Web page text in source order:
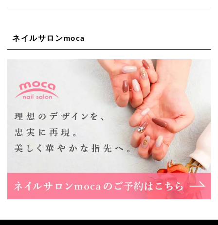
ｓａｎｔビルＢ１Ｆ
06-6537-9791
Lee上新庄Vita店
大阪市東淀川区瑞光1-4-1 カサデルドイ 2F
06-6195-3667
Lee東三国店
大阪市淀川区東三国4-8-11 大拓ハイツ6
ネイルサロンmoca